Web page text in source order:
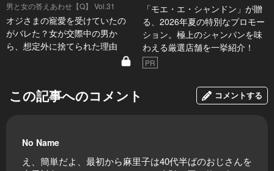
男と女の答えあわせ【Q】 Vol.31
オジさまの寵愛を受けていたの
がバレた？女が交際中の男か
ら、想定外に捨てられた理由
「モエ・エ・シャンドン」が贈
る、2026年夏の特別なプロモー
ション。極上のシャンパンを味
わえる厳選店舗を一挙紹介！
PR
この記事へのコメント コメントする
No Name
え、簡単だよ、最初から麻里子は40代半ばのおじさんを